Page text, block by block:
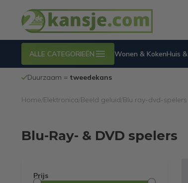
ALLE CATEGORIEËN Wonen & KokenHuis
Duurzaam = tweedekans
Home Elektronica Beeld geluid Blu ray-dvd-spelers
Blu-Ray- & DVD spelers
Prijs